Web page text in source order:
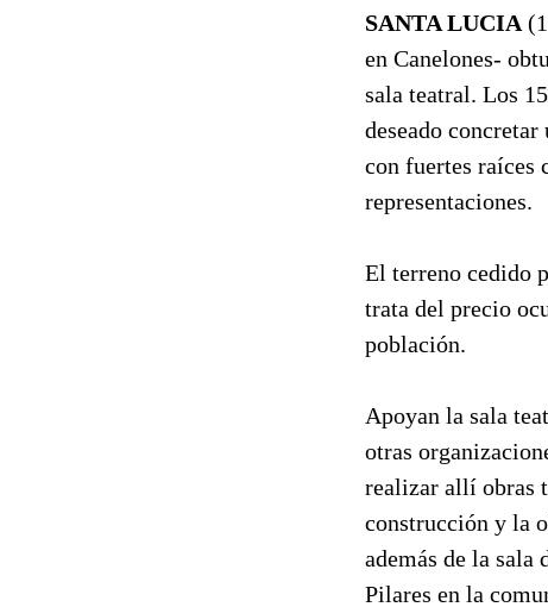
SANTA LUCIA
en Canelones-
sala teatral. Los
deseado concretar
con fuertes raíces
representaciones.
El terreno cedido
trata del precio
población.
Apoyan la sala
otras
realizar allí obras
construcción y la
además de la sala
Pilares en la